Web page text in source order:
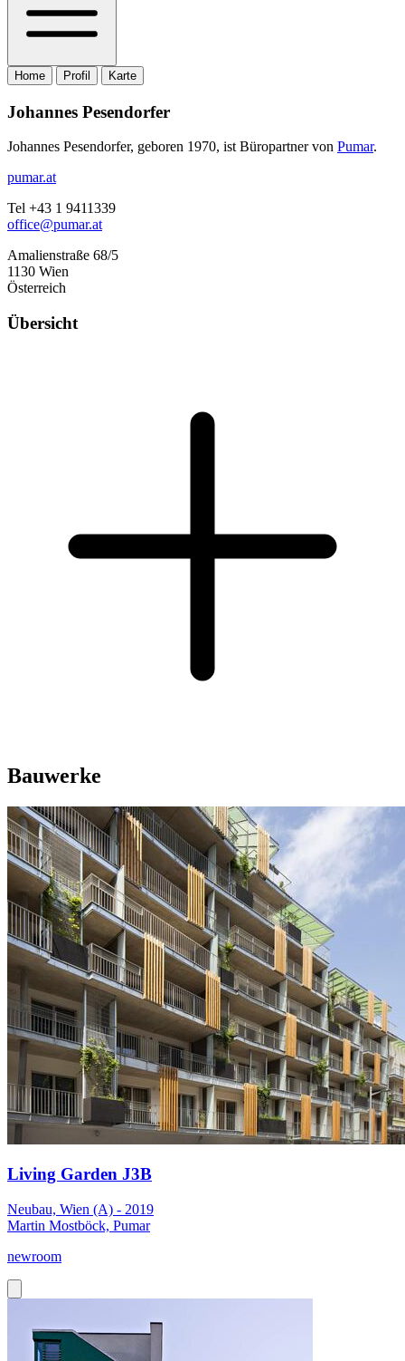
Home Profil Karte
Johannes Pesendorfer
Johannes Pesendorfer, geboren 1970, ist Büropartner von Pumar.
pumar.at
Tel +43 1 9411339
office@pumar.at
Amalienstraße 68/5
1130 Wien
Österreich
Übersicht
Bauwerke
Living Garden J3B
Neubau, Wien (A) - 2019
Martin Mostböck, Pumar
newroom